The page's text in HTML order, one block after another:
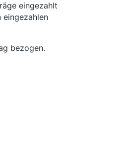
eingezahlt
eingezahlen
bezogen.